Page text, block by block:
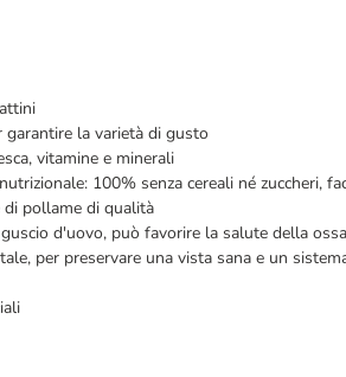
la varietà di gusto
vitamine e minerali
100% senza cereali né zuccheri,
di pollame di qualità
d'uovo, può favorire la salute della
per preservare una vista sana e un